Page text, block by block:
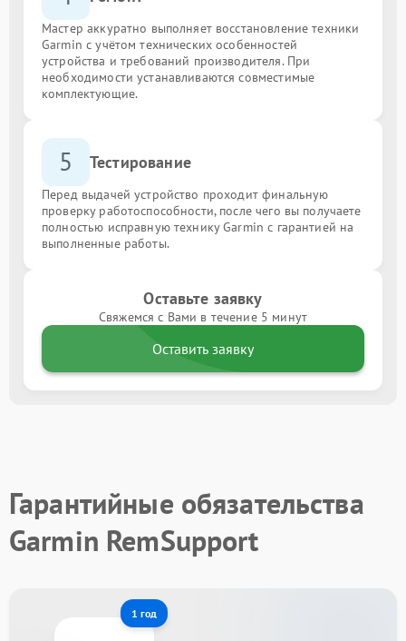
Мастер аккуратно выполняет восстановление техники
Garmin с учётом технических особенностей
устройства и требований производителя. При
необходимости устанавливаются совместимые
комплектующие.
5 Тестирование
Перед выдачей устройство проходит финальную
проверку работоспособности, после чего вы получаете
полностью исправную технику Garmin с гарантией на
выполненные работы.
Оставьте заявку
Свяжемся с Вами в течение 5 минут
Оставить заявку
Гарантийные обязательства
Garmin RemSupport
1 год